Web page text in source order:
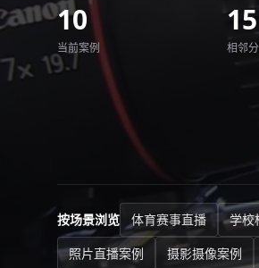
10
当前案例
15
相邻
按场景浏览 体育赛事直播 学校
照片直播案例
摄影摄像案例